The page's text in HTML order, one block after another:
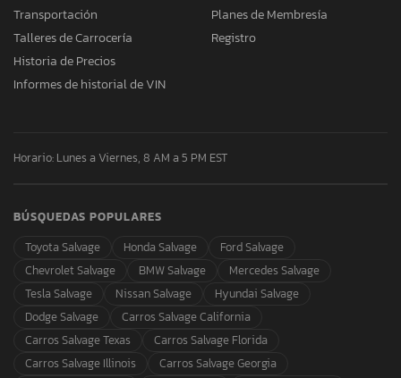
Transportación
Talleres de Carrocería
Historia de Precios
Informes de historial de VIN
Planes de Membresía
Registro
Horario: Lunes a Viernes, 8 AM a 5 PM EST
BÚSQUEDAS POPULARES
Toyota Salvage
Honda Salvage
Ford Salvage
Chevrolet Salvage
BMW Salvage
Mercedes Salvage
Tesla Salvage
Nissan Salvage
Hyundai Salvage
Dodge Salvage
Carros Salvage California
Carros Salvage Texas
Carros Salvage Florida
Carros Salvage Illinois
Carros Salvage Georgia